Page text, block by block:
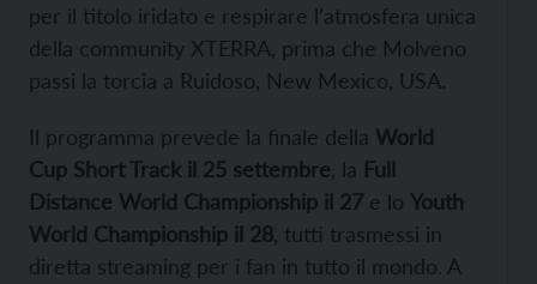
per il titolo iridato e respirare l’atmosfera unica
della community XTERRA, prima che Molveno
passi la torcia a Ruidoso, New Mexico, USA.
Il programma prevede la finale della World
Cup Short Track il 25 settembre , la Full
Distance World Championship il 27 e lo Youth
World Championship il 28 , tutti trasmessi in
diretta streaming per i fan in tutto il mondo. A